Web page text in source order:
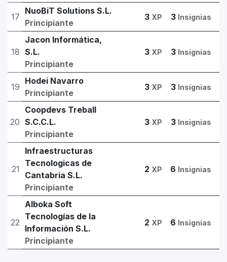
17
NuoBiT Solutions S.L.
Principiante
3 XP 3 Insignias
18
Jacon Informática,
S.L.
Principiante
3 XP 3 Insignias
19
Hodei Navarro
Principiante
3 XP 3 Insignias
20
Coopdevs Treball
S.C.C.L.
Principiante
3 XP 3 Insignias
21
Infraestructuras
Tecnologicas de
Cantabria S.L.
Principiante
2 XP 6 Insignias
22
Alboka Soft
Tecnologías de la
Información S.L.
Principiante
2 XP 6 Insignias